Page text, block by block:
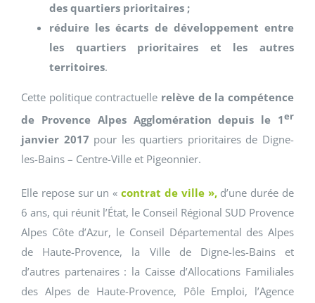
des quartiers prioritaires ;
réduire les écarts de développement entre
les quartiers prioritaires et les autres
territoires.
Cette politique contractuelle relève de la compétence
de Provence Alpes Agglomération depuis le 1er
janvier 2017 pour les quartiers prioritaires de Digne-
les-Bains – Centre-Ville et Pigeonnier.
Elle repose sur un «contrat de ville »,d’une durée de
6 ans, qui réunit l’État, le Conseil Régional SUD Provence
Alpes Côte d’Azur, le Conseil Départemental des Alpes
de Haute-Provence, la Ville de Digne-les-Bains et
d’autres partenaires : la Caisse d’Allocations Familiales
des Alpes de Haute-Provence, Pôle Emploi, l’Agence